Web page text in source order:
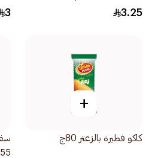
3.25
3
+
كاكو فطيرة بالزعتر 80ج
55جرام